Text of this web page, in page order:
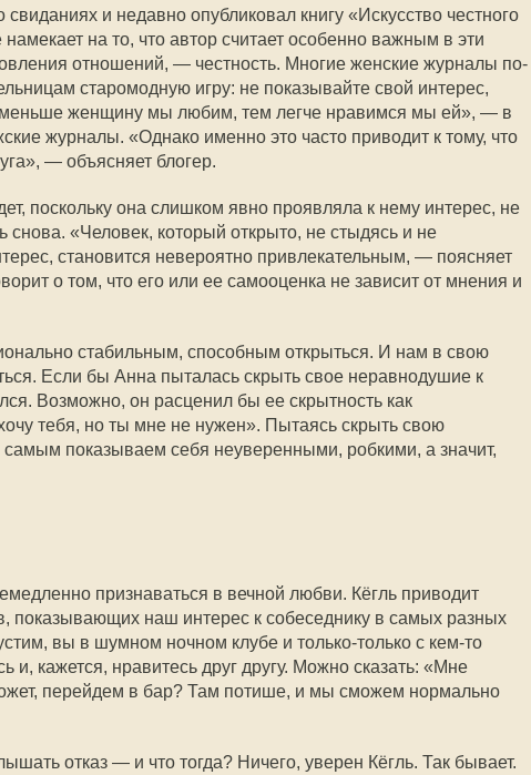
и недавно опубликовал книгу «Искусство честного
на то, что автор считает особенно важным в эти
отношений, — честность. Многие женские журналы по-
старомодную игру: не показывайте свой интерес,
женщину мы любим, тем легче нравимся мы ей», — в
журналы. «Однако именно это часто приводит к тому, что
— объясняет блогер.
поскольку она слишком явно проявляла к нему интерес, не
снова. «Человек, который открыто, не стыдясь и не
становится невероятно привлекательным, — поясняет
о том, что его или ее самооценка не зависит от мнения и
стабильным, способным открыться. И нам в свою
Если бы Анна пыталась скрыть свое неравнодушие к
Возможно, он расценил бы ее скрытность как
тебя, но ты мне не нужен». Пытаясь скрыть свою
показываем себя неуверенными, робкими, а значит,
признаваться в вечной любви. Кёгль приводит
показывающих наш интерес к собеседнику в самых разных
вы в шумном ночном клубе и только-только с кем-то
и, кажется, нравитесь друг другу. Можно сказать: «Мне
перейдем в бар? Там потише, и мы сможем нормально
отказ — и что тогда? Ничего, уверен Кёгль. Так бывает.